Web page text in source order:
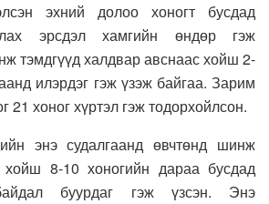
эхний долоо хоногт бусдад
эрсдэл хамгийн өндөр гэж
тэмдгүүд халдвар авснаас хойш 2-
илэрдэг гэж үзэж байгаа. Зарим
21 хоног хүртэл гэж тодорхойлсон.
энэ судалгаанд өвчтөнд шинж
хойш 8-10 хоногийн дараа бусдад
буурдаг гэж үзсэн. Энэ